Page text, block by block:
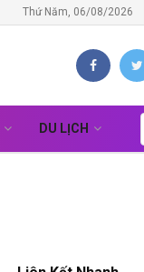
Thứ Năm, 06/08/2026
DU LỊCH